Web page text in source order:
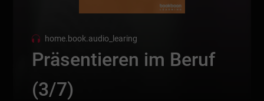
home.book.audio_learing
Präsentieren im Beruf
(3/7)